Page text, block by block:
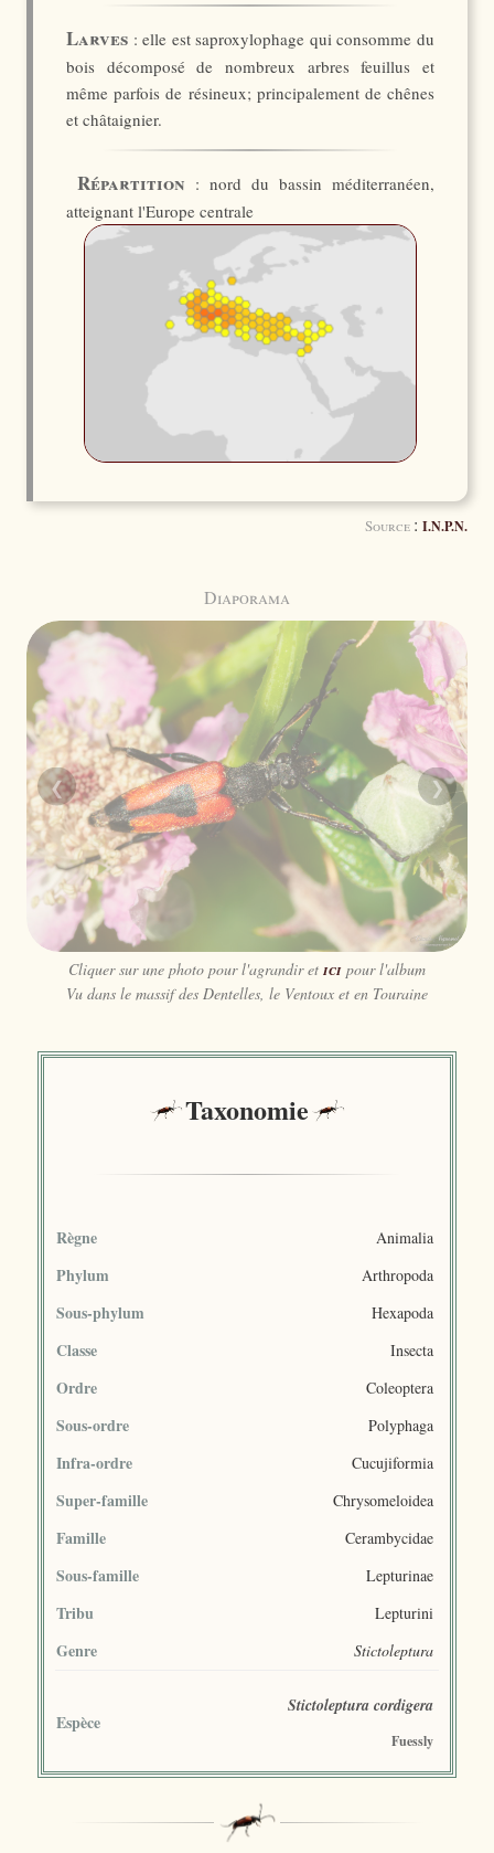
Larves : elle est saproxylophage qui consomme du
bois décomposé de nombreux arbres feuillus et
même parfois de résineux; principalement de chênes
et châtaignier.
Répartition : nord du bassin méditerranéen,
atteignant l'Europe centrale
Source : I.N.P.N.
Diaporama
❮ ❯
Cliquer sur une photo pour l'agrandir et ici pour l'album
Vu dans le massif des Dentelles, le Ventoux et en Touraine
Taxonomie
Règne Animalia
Phylum Arthropoda
Sous-phylum Hexapoda
Classe Insecta
Ordre Coleoptera
Sous-ordre Polyphaga
Infra-ordre Cucujiformia
Super-famille Chrysomeloidea
Famille Cerambycidae
Sous-famille Lepturinae
Tribu Lepturini
Genre Stictoleptura
Espèce
Stictoleptura cordigera
Fuessly